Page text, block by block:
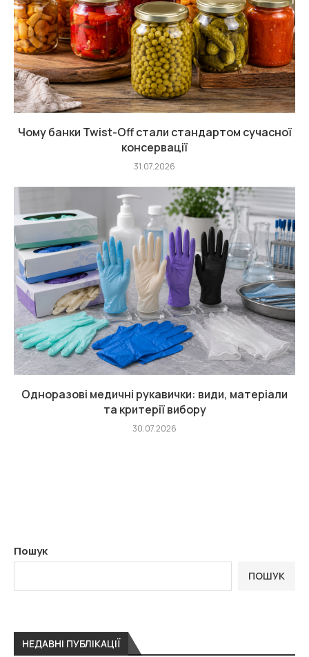
Чому банки Twist-Off стали стандартом сучасної
консервації
31.07.2026
Одноразові медичні рукавички: види, матеріали
та критерії вибору
30.07.2026
Пошук
ПОШУК
НЕДАВНІ ПУБЛІКАЦІЇ